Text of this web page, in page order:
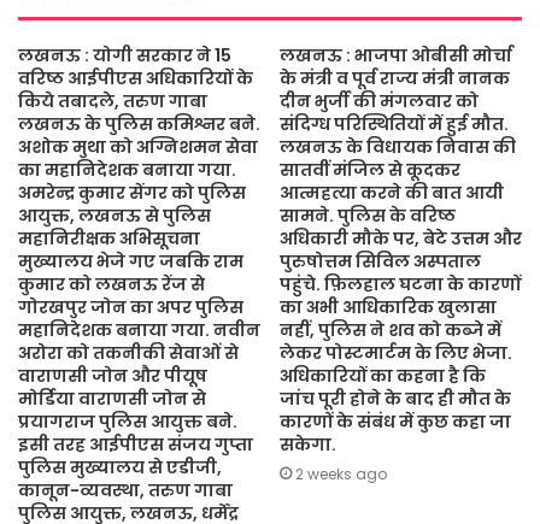
लखनऊ : योगी सरकार ने 15
वरिष्ठ आईपीएस अधिकारियों के
किये तबादले, तरुण गाबा
लखनऊ के पुलिस कमिश्नर बने.
अशोक मुथा को अग्निशमन सेवा
का महानिदेशक बनाया गया.
अमरेन्द्र कुमार सेंगर को पुलिस
आयुक्त, लखनऊ से पुलिस
महानिरीक्षक अभिसूचना
मुख्यालय भेजे गए जबकि राम
कुमार को लखनऊ रेंज से
गोरखपुर जोन का अपर पुलिस
महानिदेशक बनाया गया. नवीन
अरोरा को तकनीकी सेवाओं से
वाराणसी जोन और पीयूष
मोर्डिया वाराणसी जोन से
प्रयागराज पुलिस आयुक्त बने.
इसी तरह आईपीएस संजय गुप्ता
पुलिस मुख्यालय से एडीजी,
कानून-व्यवस्था, तरुण गाबा
पुलिस आयुक्त, लखनऊ, धर्मेंद्र
लखनऊ : भाजपा ओबीसी मोर्चा
के मंत्री व पूर्व राज्य मंत्री नानक
दीन भुर्जी की मंगलवार को
संदिग्ध परिस्थितियों में हुई मौत.
लखनऊ के विधायक निवास की
सातवीं मंजिल से कूदकर
आत्महत्या करने की बात आयी
सामने. पुलिस के वरिष्ठ
अधिकारी मौके पर, बेटे उत्तम और
पुरुषोत्तम सिविल अस्पताल
पहुंचे. फ़िलहाल घटना के कारणों
का अभी आधिकारिक खुलासा
नहीं, पुलिस ने शव को कब्जे में
लेकर पोस्टमार्टम के लिए भेजा.
अधिकारियों का कहना है कि
जांच पूरी होने के बाद ही मौत के
कारणों के संबंध में कुछ कहा जा
सकेगा.
2 weeks ago